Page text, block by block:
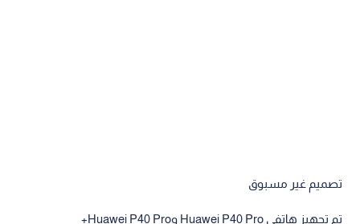
تصميم غير مسبوق
تم تجهيز هاتفي Huawei P40 Pro وHuawei P40 Pro+